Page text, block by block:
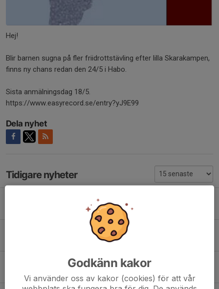
Hej!
Blir barnen sugna på fler friidrottstävling efter lilla Skarakampen,
finns ny chans redan den 24/5 i Habo.
Sista anmälningsdag 18/5.
https://www.easyrecord.se/entry?yJ9E99
Dela nyhet
Tidigare nyheter
Utdelning av ryggsäckar
0
Tävlingar utomhus
Tävlingar inomhusGodkänn kakor
Vi använder oss av kakor (cookies) för att vår